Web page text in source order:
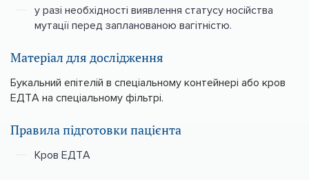
у разі необхідності виявлення статусу носійства
мутації перед запланованою вагітністю.
Матеріал для дослідження
Букальний епітелій в спеціальному контейнері або кров
ЕДТА на спеціальному фільтрі.
Правила підготовки пацієнта
Кров ЕДТА